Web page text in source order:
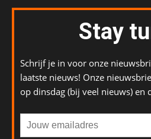
Stay
Schrijf je in voor onze
laatste nieuws! Onze
op dinsdag (bij veel nieuws) en